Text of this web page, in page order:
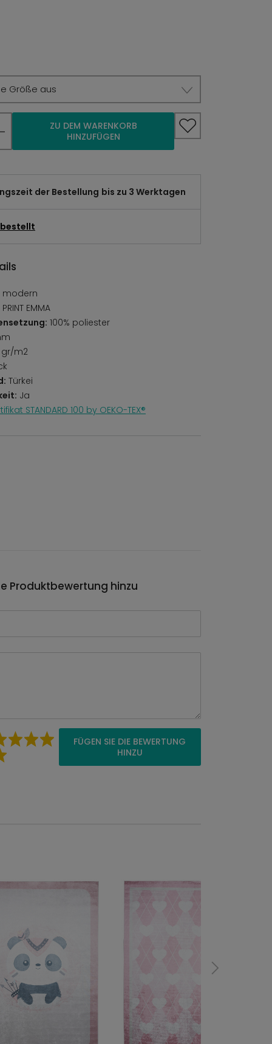
Größe aus
ZU DEM WARENKORB
HINZUFÜGEN
der Bestellung bis zu 3 Werktagen
modern
EMMA
100% poliester
m2
Türkei
Ja
STANDARD 100 by OEKO-TEX®
Produktbewertung hinzu
FÜGEN SIE DIE BEWERTUNG
HINZU